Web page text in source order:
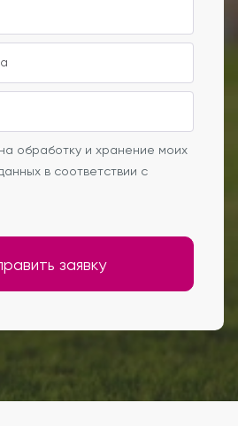
обработку и хранение моих
в соответствии с
заявку